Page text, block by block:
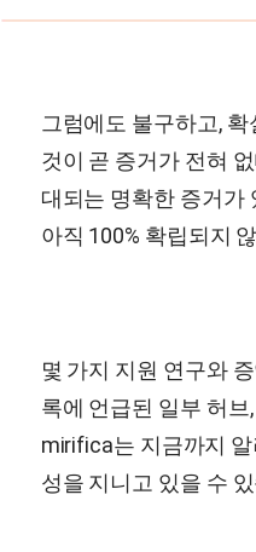
그럼에도 불구하고,
것이 곧 증거가 전혀
대되는 명확한 증거가
아직 100% 확립되지
몇 가지 지원 연구와
록에 언급된 일부 허브
mirifica는 지금까지
성을 지니고 있을 수